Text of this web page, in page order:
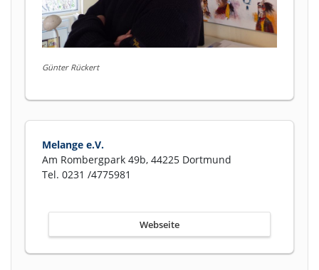
Günter Rückert
Melange e.V.
Am Rombergpark 49b, 44225 Dortmund
Tel. 0231 /4775981
Webseite